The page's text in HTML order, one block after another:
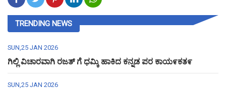
TRENDING NEWS
SUN,25 JAN 2026
ಗಿಲ್ಲಿ ವಿಚಾರವಾಗಿ ರಜತ್ ಗೆ ಧಮ್ಕಿ ಹಾಕಿದ ಕನ್ನಡ ಪರ ಕಾಯ೯ಕತ೯
SUN,25 JAN 2026